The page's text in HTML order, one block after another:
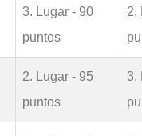
3. Lugar - 90
puntos
2.
2. Lugar - 95
puntos
3.